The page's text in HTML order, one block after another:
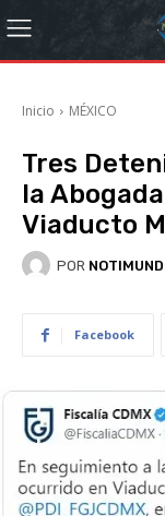
Inicio MÉXICO
Tres
la
Viaducto
POR
Facebook